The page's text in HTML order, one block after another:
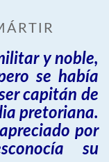
y noble,
se había
capitán de
pretoriana.
por
su